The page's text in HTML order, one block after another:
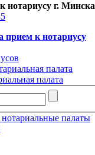
нотариусу г. Минска
прием к нотариусу
палата
палаты